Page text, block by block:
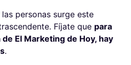
personas surge este
Fíjate que para
El Marketing de Hoy, hay
.